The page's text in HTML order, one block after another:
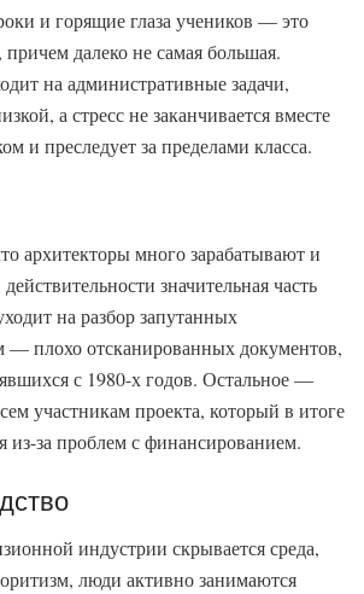
и горящие глаза учеников — это
далеко не самая большая.
на административные задачи,
а стресс не заканчивается вместе
и преследует за пределами класса.
архитекторы много зарабатывают и
значительная часть
на разбор запутанных
— плохо отсканированных документов,
с 1980-х годов. Остальное —
участникам проекта, который в итоге
из-за проблем с финансированием.
индустрии скрывается среда,
люди активно занимаются